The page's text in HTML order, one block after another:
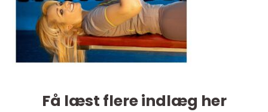
Få læst flere indlæg her